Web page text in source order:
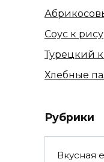
Соус к рису
Турецкий
Хлебные
Рубрики
Вкусная